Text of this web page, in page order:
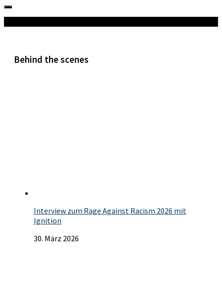
Behind the scenes
Interview zum Rage Against Racism 2026 mit
Ignition
30. März 2026